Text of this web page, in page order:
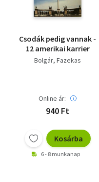
Csodák pedig vannak -
12 amerikai karrier
Bolgár Fazekas
Online ár:
940 Ft
Kosárba
6 - 8 munkanap